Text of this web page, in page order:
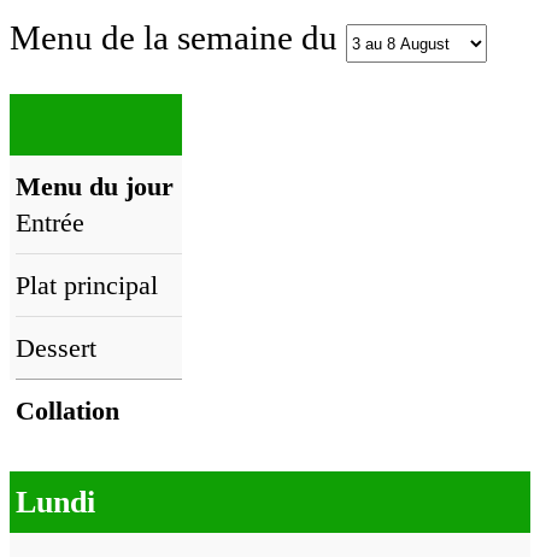
Menu de la semaine du
Menu du jour
Entrée
Plat principal
Dessert
Collation
Lundi